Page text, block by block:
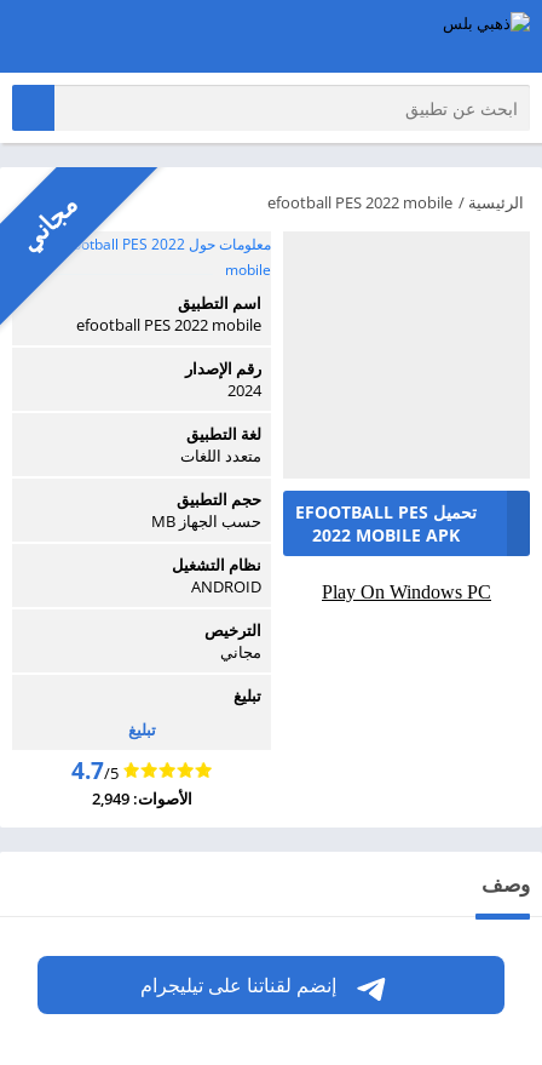
الرئيسية /
efootball PES 2022 mobile
تحميل EFOOTBALL PES
2022 MOBILE APK
Play On Windows PC
معلومات حول efootball PES 2022
mobile
اسم التطبيق
efootball PES 2022 mobile
رقم الإصدار
2024
لغة التطبيق
متعدد اللغات
حجم التطبيق
حسب الجهاز MB
نظام التشغيل
ANDROID
الترخيص
مجاني
تبليغ
تبليغ
4.7/5
الأصوات: 2,949
مجاني
وصف
إنضم لقناتنا على تيليجرام